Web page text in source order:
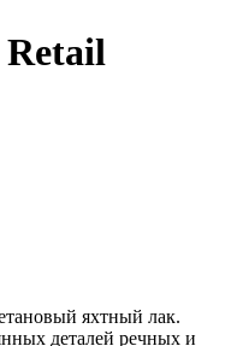
яхтный лак.
деталей речных и